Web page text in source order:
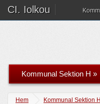
CI. Iolkou
Kommunal Sektion H »
Hem Kommunal Sektion H